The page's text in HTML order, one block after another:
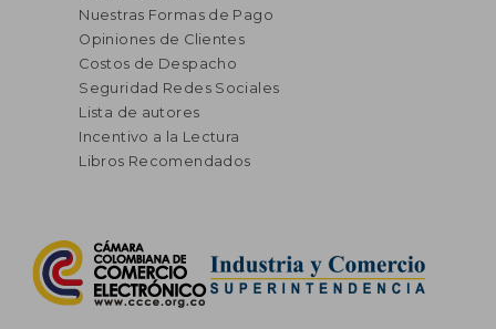
Nuestras Formas de Pago
Opiniones de Clientes
Costos de Despacho
Seguridad Redes Sociales
Lista de autores
Incentivo a la Lectura
Libros Recomendados